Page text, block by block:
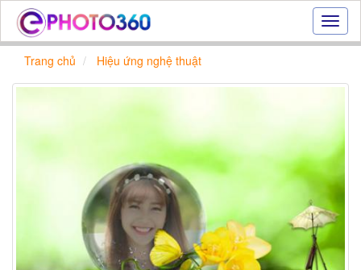
Hiệu
ứng
|
ảnh
đẹp
trực
tạo
ảnh
online
Trang chủ Hiệu ứng nghệ thuật